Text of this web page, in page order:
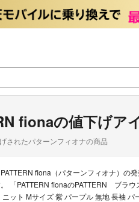
fionaの値下げア
されたパターンフィオナの商品
fiona（パターンフィオナ）の
。 「PATTERN fionaのPATTERN ブ
ニット Mサイズ 紫 パープル 無地 長袖